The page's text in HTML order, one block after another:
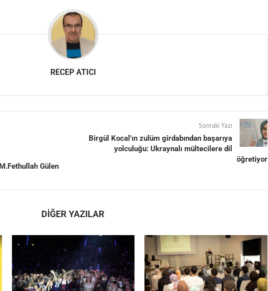
RECEP ATICI
Gülen
Sonraki Yazı
Birgül Kocal’ın zulüm girdabından başarıya
yolculuğu: Ukraynalı mültecilere dil
öğretiyor
DIĞER YAZILAR